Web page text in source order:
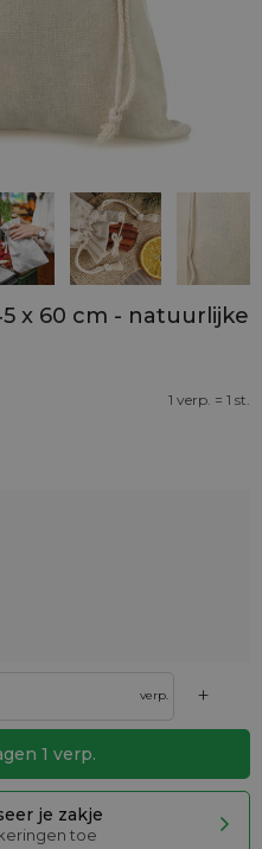
x 60 cm - natuurlijke
1 verp. = 1 st.
verp. +
1 verp.
je zakje
toe